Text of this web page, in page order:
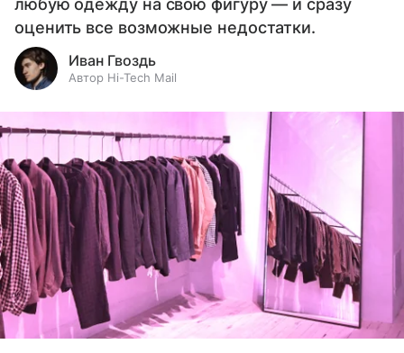
любую одежду на свою фигуру — и сразу
оценить все возможные недостатки.
Иван Гвоздь
Автор Hi-Tech Mail